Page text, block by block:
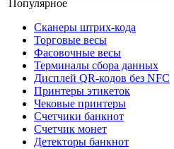
Популярное
Сканеры штрих-кода
Торговые весы
Фасовочные весы
Терминалы сбора данных
Дисплей QR-кодов без NFC
Принтеры этикеток
Чековые принтеры
Счетчики банкнот
Счетчик монет
Детекторы банкнот